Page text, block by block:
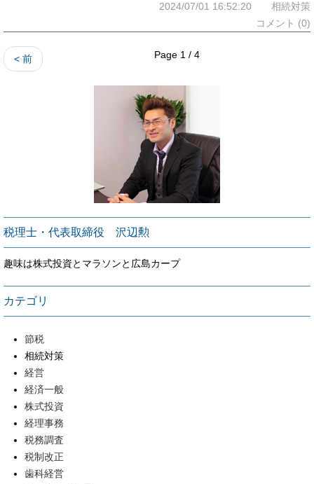
2024/07/01 16:52:20 相続対策
コメント (0)
< 前 Page 1 / 4
税理士・代表取締役 沢辺勲
趣味は株式投資とマラソンと広島カープ
カテゴリ
節税
相続対策
経営
経済一般
株式投資
経理事務
税務調査
税制改正
歯科経営